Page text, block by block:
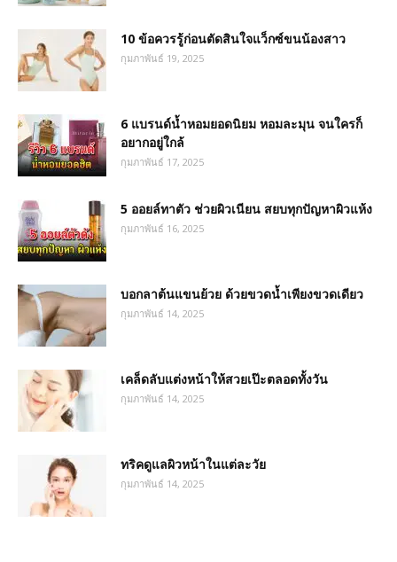
10 ข้อควรรู้ก่อนตัดสินใจแว็กซ์ขนน้องสาว
กุมภาพันธ์ 19, 2025
6 แบรนด์น้ำหอมยอดนิยม หอมละมุน จนใครก็
อยากอยู่ใกล้
กุมภาพันธ์ 17, 2025
5 ออยล์ทาตัว ช่วยผิวเนียน สยบทุกปัญหาผิวแห้ง
กุมภาพันธ์ 16, 2025
บอกลาต้นแขนย้วย ด้วยขวดน้ำเพียงขวดเดียว
กุมภาพันธ์ 14, 2025
เคล็ดลับแต่งหน้าให้สวยเป๊ะตลอดทั้งวัน
กุมภาพันธ์ 14, 2025
ทริคดูแลผิวหน้าในแต่ละวัย
กุมภาพันธ์ 14, 2025